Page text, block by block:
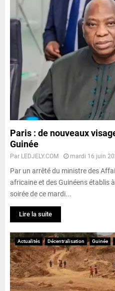
Paris : de nouveaux
Guinée
Par LEDJELY.COM mardi 16 juin
Par un arrêté du ministre des
africaine et des Guinéens établis
soirée de ce mardi...
Lire la suite
Actualités Décentralisation Guinée